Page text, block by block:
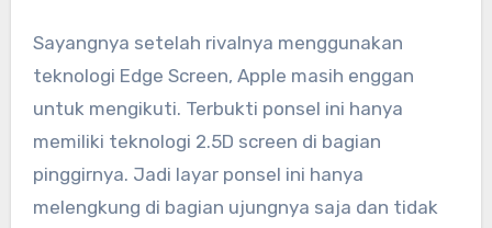
Sayangnya setelah rivalnya menggunakan
teknologi Edge Screen, Apple masih enggan
untuk mengikuti. Terbukti ponsel ini hanya
memiliki teknologi 2.5D screen di bagian
pinggirnya. Jadi layar ponsel ini hanya
melengkung di bagian ujungnya saja dan tidak